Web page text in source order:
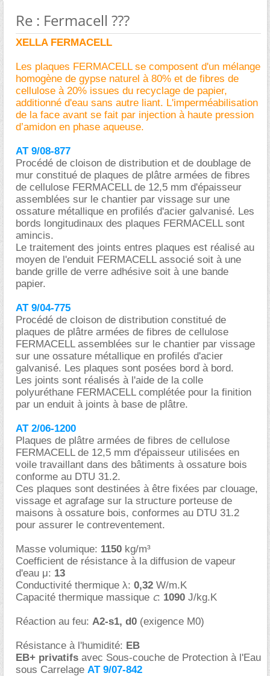
Re : Fermacell ???
XELLA FERMACELL
Les plaques FERMACELL se composent d'un mélange
homogène de gypse naturel à 80% et de fibres de
cellulose à 20% issues du recyclage de papier,
additionné d'eau sans autre liant. L'imperméabilisation
de la face avant se fait par injection à haute pression
d’amidon en phase aqueuse.
AT 9/08-877
Procédé de cloison de distribution et de doublage de
mur constitué de plaques de plâtre armées de fibres
de cellulose FERMACELL de 12,5 mm d'épaisseur
assemblées sur le chantier par vissage sur une
ossature métallique en profilés d'acier galvanisé. Les
bords longitudinaux des plaques FERMACELL sont
amincis.
Le traitement des joints entres plaques est réalisé au
moyen de l'enduit FERMACELL associé soit à une
bande grille de verre adhésive soit à une bande
papier.
AT 9/04-775
Procédé de cloison de distribution constitué de
plaques de plâtre armées de fibres de cellulose
FERMACELL assemblées sur le chantier par vissage
sur une ossature métallique en profilés d'acier
galvanisé. Les plaques sont posées bord à bord.
Les joints sont réalisés à l'aide de la colle
polyuréthane FERMACELL complétée pour la finition
par un enduit à joints à base de plâtre.
AT 2/06-1200
Plaques de plâtre armées de fibres de cellulose
FERMACELL de 12,5 mm d'épaisseur utilisées en
voile travaillant dans des bâtiments à ossature bois
conforme au DTU 31.2.
Ces plaques sont destinées à être fixées par clouage,
vissage et agrafage sur la structure porteuse de
maisons à ossature bois, conformes au DTU 31.2
pour assurer le contreventement.
Masse volumique: 1150 kg/m³
Coefficient de résistance à la diffusion de vapeur
d'eau μ: 13
Conductivité thermique λ: 0,32 W/m.K
Capacité thermique massique c: 1090 J/kg.K
Réaction au feu: A2-s1, d0 (exigence M0)
Résistance à l'humidité: EB
EB+ privatifs avec Sous-couche de Protection à l'Eau
sous Carrelage AT 9/07-842